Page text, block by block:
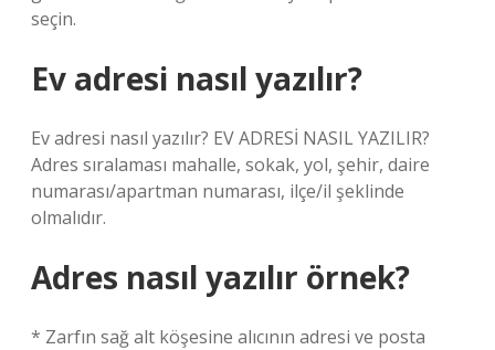
seçin.
Ev adresi nasıl yazılır?
Ev adresi nasıl yazılır? EV ADRESİ NASIL YAZILIR?
Adres sıralaması mahalle, sokak, yol, şehir, daire
numarası/apartman numarası, ilçe/il şeklinde
olmalıdır.
Adres nasıl yazılır örnek?
* Zarfın sağ alt köşesine alıcının adresi ve posta